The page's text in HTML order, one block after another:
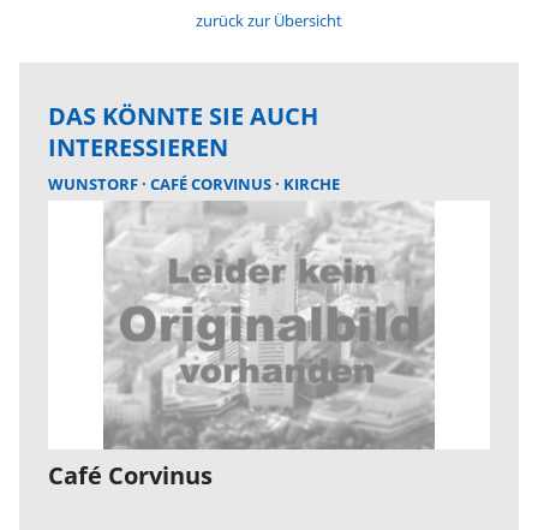
zurück zur Übersicht
DAS KÖNNTE SIE AUCH
INTERESSIEREN
WUNSTORF CAFÉ CORVINUS KIRCHE
Café Corvinus